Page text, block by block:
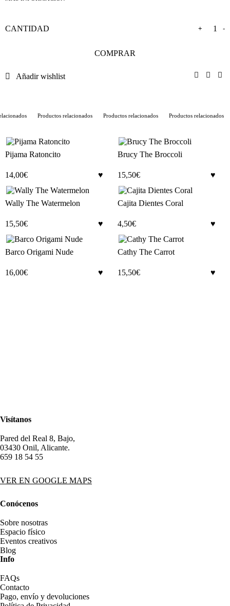
-
+
COMPRAR
Añadir wishlist
Productos relacionados Productos relacionados Productos relacionados
Pijama Ratoncito
14,00€
Brucy The Broccoli
15,50€
Wally The Watermelon
15,50€
Cajita Dientes Coral
4,50€
Barco Origami Nude
16,00€
Cathy The Carrot
15,50€
Visítanos
Pared del Real 8, Bajo,
03430 Onil, Alicante.
659 18 54 55
VER EN GOOGLE MAPS
Conócenos
Sobre nosotras
Espacio físico
Eventos creativos
Blog
Info
FAQs
Contacto
Pago, envío y devoluciones